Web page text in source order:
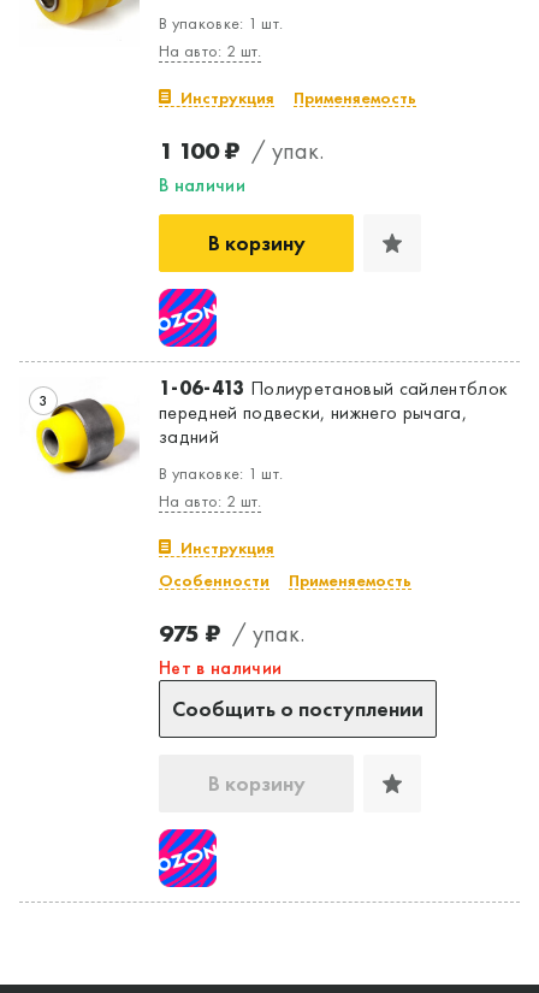
В упаковке: 1 шт.
На авто: 2 шт.
Инструкция Применяемость
1 100 ₽ / упак.
В наличии
В корзину
3 1-06-413 Полиуретановый сайлентблок
передней подвески, нижнего рычага,
задний
В упаковке: 1 шт.
На авто: 2 шт.
Инструкция
Особенности
Применяемость
975 ₽ / упак.
Нет в наличии
Сообщить о поступлении
В корзину